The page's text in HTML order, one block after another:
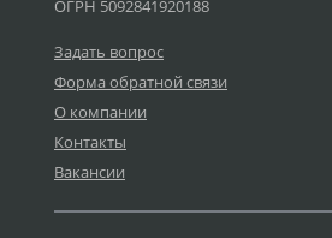
ОГРН 5092841920188
Задать вопрос
Форма обратной связи
О компании
Контакты
Вакансии